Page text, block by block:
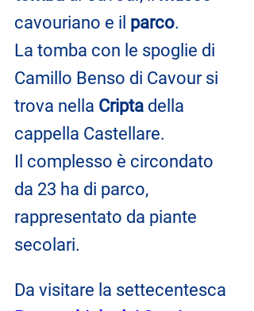
cavouriano e il parco.
La tomba con le spoglie di
Camillo Benso di Cavour si
trova nella Cripta della
cappella Castellare.
Il complesso è circondato
da 23 ha di parco,
rappresentato da piante
secolari.
Da visitare la settecentesca